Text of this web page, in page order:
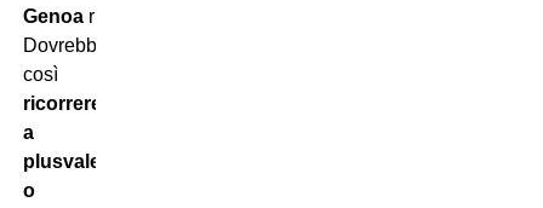
Genoa rischiano…
Dovrebbero
così
ricorrere
a
plusvalenze
o